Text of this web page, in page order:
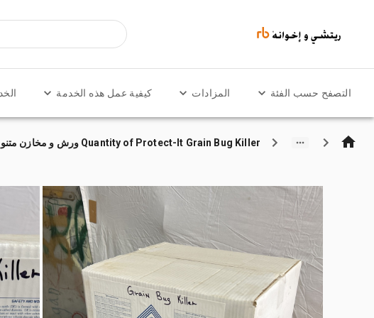
التصفح حسب الفئة المزادات كيفية عمل هذه الخدمة
Quantity of Protect-It Grain Bug Killer ورش و مخازن متنوعة (Unused)